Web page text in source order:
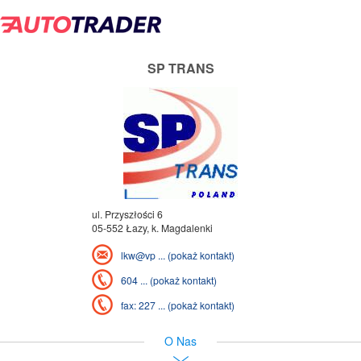
SP TRANS
ul. Przyszłości 6
05-552 Łazy, k. Magdalenki
lkw@vp ... (pokaż kontakt)
604 ... (pokaż kontakt)
fax: 227 ... (pokaż kontakt)
O Nas